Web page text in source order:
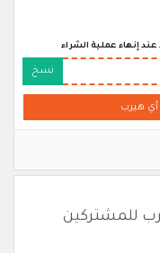
إنهاء عملية الشراء
نسخ
أي هيرب
للمشتركين